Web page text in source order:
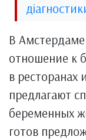
В
отношение к
в
предлагают
беременных
готов